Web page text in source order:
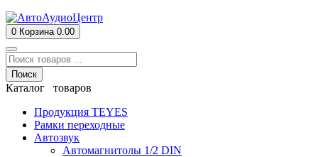
0 Корзина 0.00
Поиск
Каталог товаров
Продукция TEYES
Рамки переходные
Автозвук
Автомагнитолы 1/2 DIN